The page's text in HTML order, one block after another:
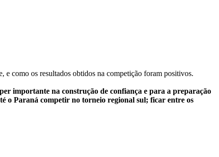
e como os resultados obtidos na competição foram positivos.
importante na construção de confiança e para a preparação
o Paraná competir no torneio regional sul; ficar entre os